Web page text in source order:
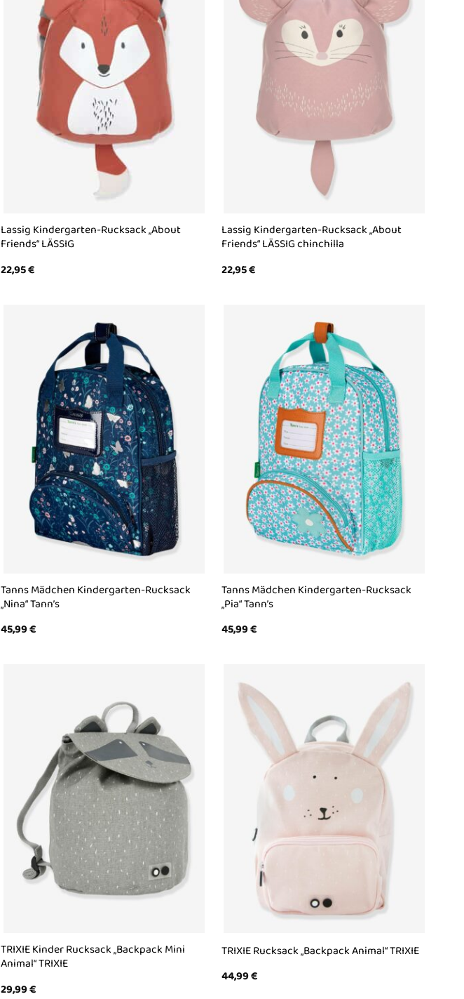
Lassig Kindergarten-Rucksack „About
Friends“ LÄSSIG
22,95€
Lassig Kindergarten-Rucksack „About
Friends“ LÄSSIG chinchilla
22,95€
Tanns Mädchen Kindergarten-Rucksack
„Nina“ Tann’s
45,99€
Tanns Mädchen Kindergarten-Rucksack
„Pia“ Tann’s
45,99€
TRIXIE Kinder Rucksack „Backpack Mini
Animal“ TRIXIE
29,99€
TRIXIE Rucksack „Backpack Animal“ TRIXIE
44,99€